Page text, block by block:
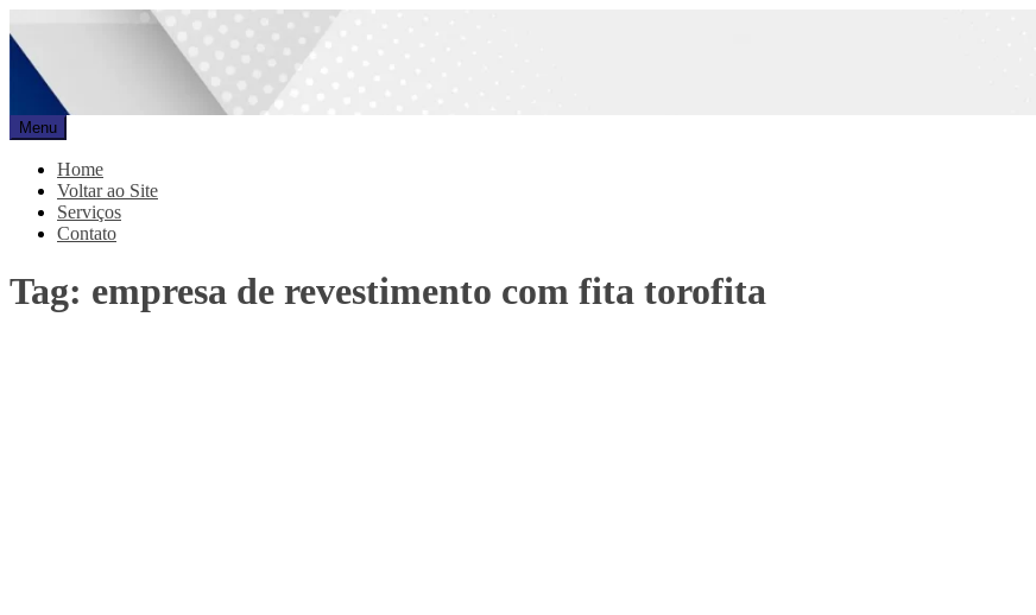
para
conteúdo
Promar
Blog
Menu
Home
Voltar ao Site
Serviços
Contato
Tag: empresa de revestimento com fita torofita